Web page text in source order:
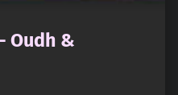
Oudh &